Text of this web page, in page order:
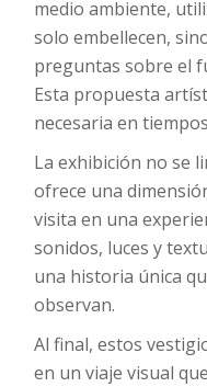
medio ambiente,
solo embellecen,
preguntas sobre el
Esta propuesta
necesaria en
La exhibición no se
ofrece una
visita en una
sonidos, luces y
una historia única
observan.
Al final, estos
en un viaje visual